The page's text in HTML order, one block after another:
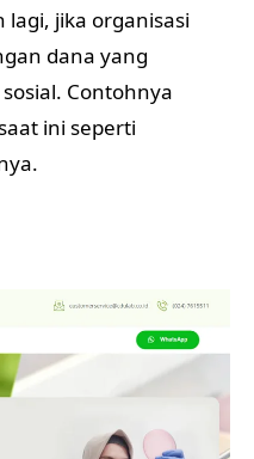
jika organisasi
dana yang
Contohnya
ini seperti